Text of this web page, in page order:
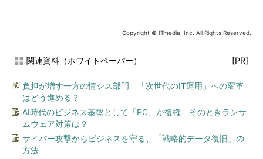
Copyright © ITmedia, Inc. All Rights Reserved.
関連資料（ホワイトペーパー） [PR]
負担が増す一方の情シス部門 「次世代のIT運用」への変革
はどう進める？
AI時代のビジネス基盤として「PC」が復権 そのときランサ
ムウェア対策は？
サイバー攻撃からビジネスを守る、「戦略的データ復旧」の
方法